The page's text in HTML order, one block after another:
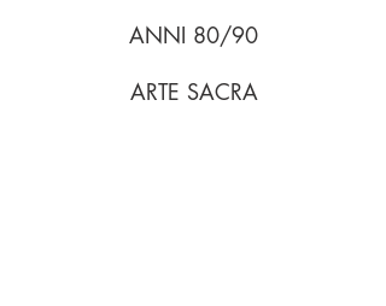
ANNI 80/90
ARTE SACRA